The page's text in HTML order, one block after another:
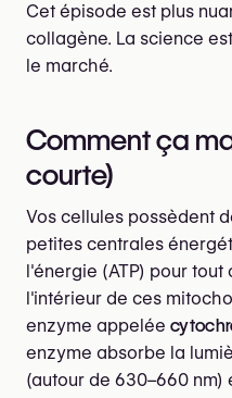
Cet épisode est plus
collagène. La science
le marché.
Comment ça
courte)
Vos cellules possèdent
petites centrales
l'énergie (ATP) pour
l'intérieur de ces
enzyme appelée
enzyme absorbe la
(autour de 630–660